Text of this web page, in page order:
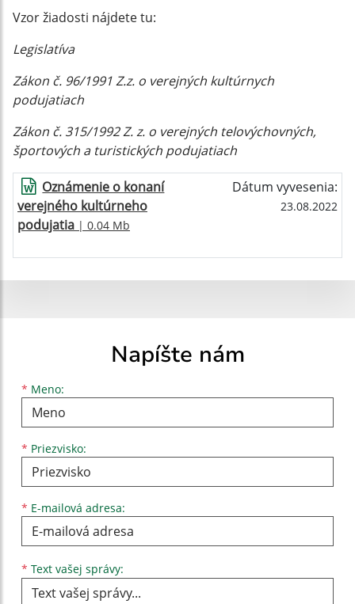
Vzor žiadosti nájdete tu:
Legislatíva
Zákon č. 96/1991 Z.z. o verejných kultúrnych
podujatiach
Zákon č. 315/1992 Z. z. o verejných telovýchovných,
športových a turistických podujatiach
Oznámenie o konaní
verejného kultúrneho
podujatia | 0.04 Mb
Dátum vyvesenia:
23.08.2022
Napíšte nám
* Meno:
Meno
* Priezvisko:
Priezvisko
* E-mailová adresa:
E-mailová adresa
* Text vašej správy: